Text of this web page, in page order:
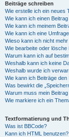
Beiträge schreiben
Wie erstelle ich ein neues
Wie kann ich einen
Wie kann ich meinem
Wie kann ich eine
Wieso kann ich nicht
Wie bearbeite oder lösche
Warum kann ich auf
Weshalb kann ich keine
Weshalb wurde ich
Wie kann ich Beiträge
Was bewirkt die
Warum muss mein
Wie markiere ich ein
Textformatierung und
Was ist BBCode?
Kann ich HTML benutzen?